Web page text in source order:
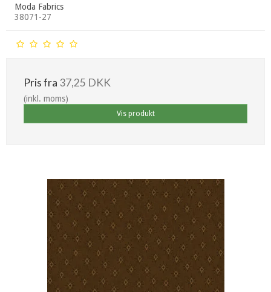
Moda Fabrics
38071-27
Pris fra 37,25 DKK
(inkl. moms)
Vis produkt